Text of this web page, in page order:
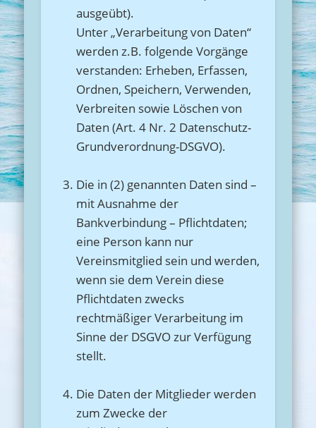
ausgeübt).
Unter „Verarbeitung von Daten“
werden z.B. folgende Vorgänge
verstanden: Erheben, Erfassen,
Ordnen, Speichern, Verwenden,
Verbreiten sowie Löschen von
Daten (Art. 4 Nr. 2 Datenschutz-
Grundverordnung-DSGVO).
Die in (2) genannten Daten sind –
mit Ausnahme der
Bankverbindung – Pflichtdaten;
eine Person kann nur
Vereinsmitglied sein und werden,
wenn sie dem Verein diese
Pflichtdaten zwecks
rechtmäßiger Verarbeitung im
Sinne der DSGVO zur Verfügung
stellt.
Die Daten der Mitglieder werden
zum Zwecke der